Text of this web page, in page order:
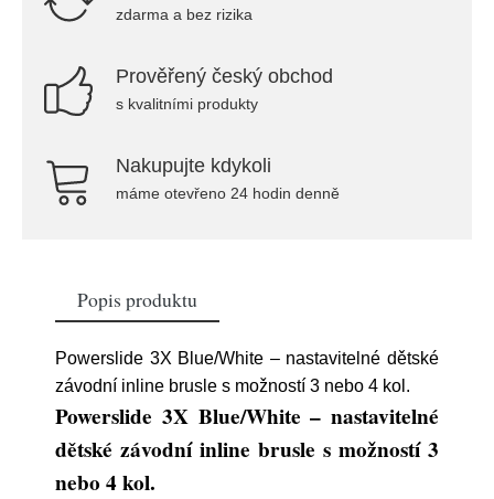
zdarma a bez rizika
Prověřený český obchod
s kvalitními produkty
Nakupujte kdykoli
máme otevřeno 24 hodin denně
Popis produktu
Powerslide 3X Blue/White – nastavitelné dětské
závodní inline brusle s možností 3 nebo 4 kol.
Powerslide 3X Blue/White – nastavitelné
dětské závodní inline brusle s možností 3
nebo 4 kol.